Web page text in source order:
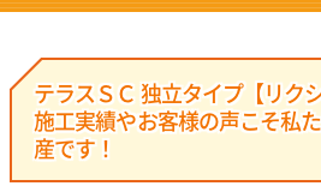
テラスＳＣ 独立タイプ【リク
施工実績やお客様の声こそ私
産です！